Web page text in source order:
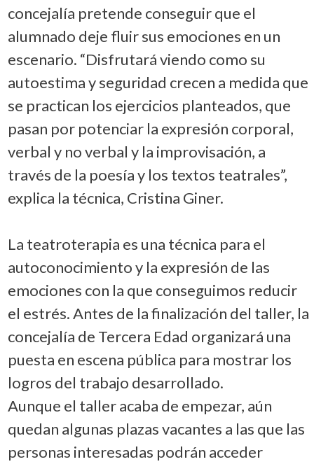
concejalía pretende conseguir que el
alumnado deje fluir sus emociones en un
escenario. “Disfrutará viendo como su
autoestima y seguridad crecen a medida que
se practican los ejercicios planteados, que
pasan por potenciar la expresión corporal,
verbal y no verbal y la improvisación, a
través de la poesía y los textos teatrales”,
explica la técnica, Cristina Giner.
La teatroterapia es una técnica para el
autoconocimiento y la expresión de las
emociones con la que conseguimos reducir
el estrés. Antes de la finalización del taller, la
concejalía de Tercera Edad organizará una
puesta en escena pública para mostrar los
logros del trabajo desarrollado.
Aunque el taller acaba de empezar, aún
quedan algunas plazas vacantes a las que las
personas interesadas podrán acceder